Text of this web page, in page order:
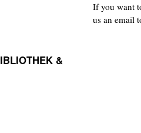
&
If you want
us an email